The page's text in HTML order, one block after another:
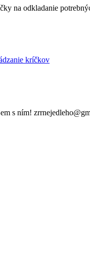
na odkladanie
kríčkov
s ním!